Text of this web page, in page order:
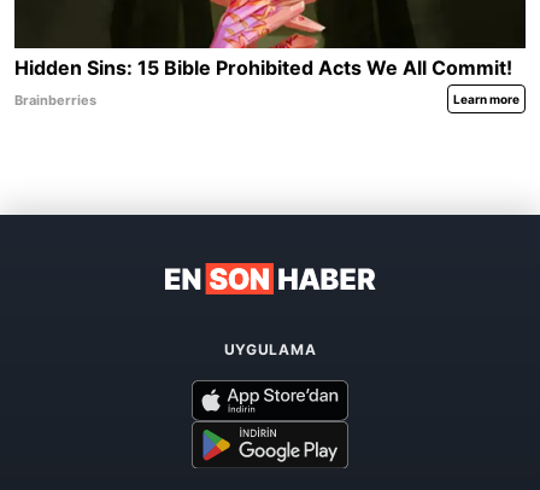
UYGULAMA